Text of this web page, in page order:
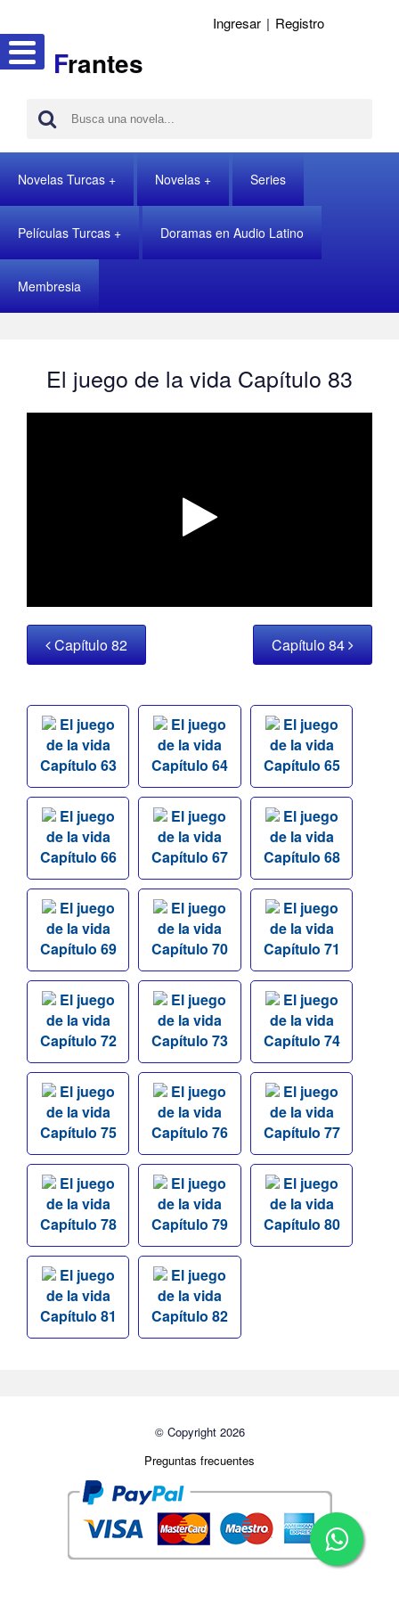
Frantes
Ingresar | Registro
Novelas Turcas Novelas Series
Películas Turcas Doramas en Audio Latino
Membresia
El juego de la vida Capítulo 83
Capítulo 82 Capítulo 84
El juego
de la vida
Capítulo 63
El juego
de la vida
Capítulo 64
El juego
de la vida
Capítulo 65
El juego
de la vida
Capítulo 66
El juego
de la vida
Capítulo 67
El juego
de la vida
Capítulo 68
El juego
de la vida
Capítulo 69
El juego
de la vida
Capítulo 70
El juego
de la vida
Capítulo 71
El juego
de la vida
Capítulo 72
El juego
de la vida
Capítulo 73
El juego
de la vida
Capítulo 74
El juego
de la vida
Capítulo 75
El juego
de la vida
Capítulo 76
El juego
de la vida
Capítulo 77
El juego
de la vida
Capítulo 78
El juego
de la vida
Capítulo 79
El juego
de la vida
Capítulo 80
El juego
de la vida
Capítulo 81
El juego
de la vida
Capítulo 82
© Copyright 2026
Preguntas frecuentes